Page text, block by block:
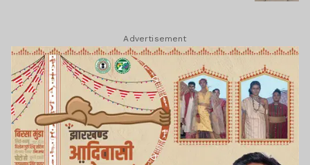
Advertisement